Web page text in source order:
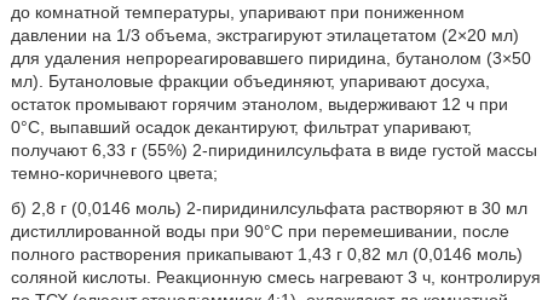
до комнатной температуры, упаривают при пониженном
давлении на 1/3 объема, экстрагируют этилацетатом (2×20 мл)
для удаления непрореагировавшего пиридина, бутанолом (3×50
мл). Бутаноловые фракции объединяют, упаривают досуха,
остаток промывают горячим этанолом, выдерживают 12 ч при
0°С, выпавший осадок декантируют, фильтрат упаривают,
получают 6,33 г (55%) 2-пиридинилсульфата в виде густой массы
темно-коричневого цвета;
б) 2,8 г (0,0146 моль) 2-пиридинилсульфата растворяют в 30 мл
дистиллированной воды при 90°С при перемешивании, после
полного растворения прикапывают 1,43 г 0,82 мл (0,0146 моль)
соляной кислоты. Реакционную смесь нагревают 3 ч, контролируя